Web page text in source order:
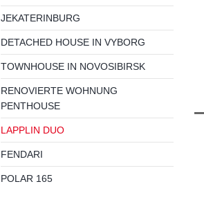
JEKATERINBURG
DETACHED HOUSE IN VYBORG
TOWNHOUSE IN NOVOSIBIRSK
RENOVIERTE WOHNUNG
PENTHOUSE
LAPPLIN DUO
FENDARI
POLAR 165